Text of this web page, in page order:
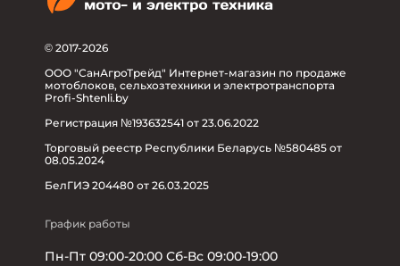
© 2017-2026
ООО "СанАгроТрейд" Интернет-магазин по продаже
мотоблоков, сельхозтехники и электротранспорта
Profi-Shtenli.by
Регистрация №193632541 от 23.06.2022
Торговый реестр Республики Беларусь №580485 от
08.05.2024
БелГИЭ 204480 от 26.03.2025
График работы
Пн-Пт 09:00-20:00 Сб-Вс 09:00-19:00